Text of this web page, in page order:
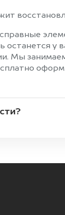
останется у
Мы